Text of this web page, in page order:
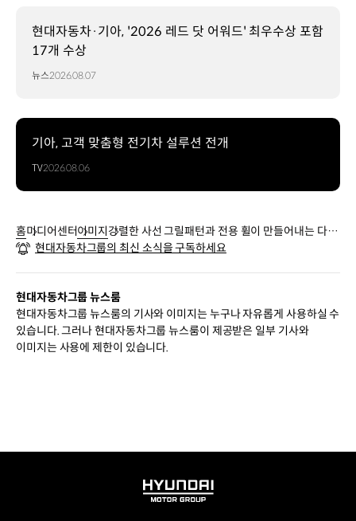
현대자동차·기아, '2026 레드 닷 어워드' 최우수상 포함
17개 수상
뉴스2026.08.07
기아, 고객 맞춤형 전기차 설루션 전개
TV2026.08.06
홈미디어센터이미지강렬한 사선 그릴패턴과 전용 휠이 만들어내는 다이
내믹함. 기아 EV5 GT-Line과 새로운 카라이프를 시
현대자동차그룹의 최신 소식을 구독하세요
현대자동차그룹 뉴스룸
현대자동차그룹 뉴스룸의 기사와 이미지는 누구나 자유롭게 사용하실 수
있습니다. 그러나 현대자동차그룹 뉴스룸이 제공받은 일부 기사와
이미지는 사용에 제한이 있습니다.
HYUNDAI